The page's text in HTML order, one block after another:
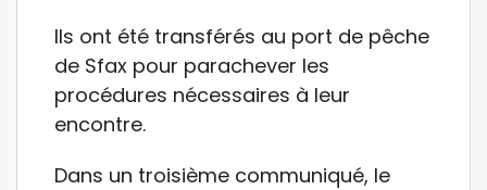
Ils ont été transférés au port de pêche
de Sfax pour parachever les
procédures nécessaires à leur
encontre.
Dans un troisième communiqué, le